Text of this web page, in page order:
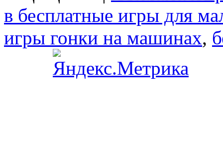
в бесплатные игры для
игры гонки на машинах,